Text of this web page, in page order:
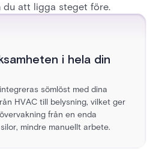
du att ligga steget före.
i hela din
sömlöst med dina
HVAC till belysning, vilket ger
från en enda
mindre manuellt arbete.